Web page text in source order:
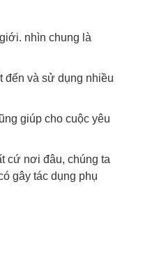
nhìn chung là
đến và sử dụng nhiều
giúp cho cuộc yêu
cứ nơi đâu, chúng ta
gây tác dụng phụ